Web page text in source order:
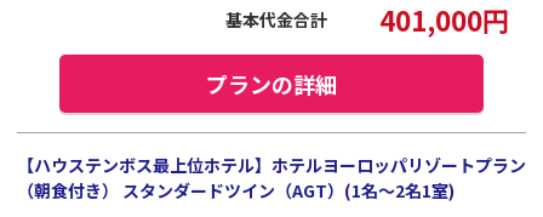
基本代金合計 401,000円
プランの詳細
【ハウステンボス最上位ホテル】ホテルヨーロッパリゾートプラン
（朝食付き） スタンダードツイン（AGT）(1名～2名1室)